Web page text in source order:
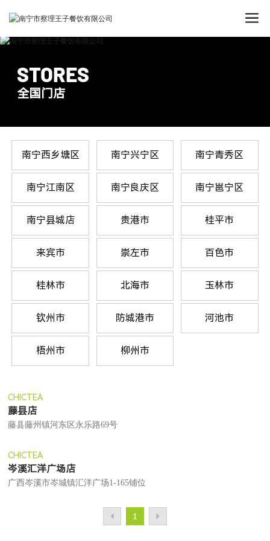
STORES
全国门店
南宁西乡塘区 南宁兴宁区 南宁青秀区
南宁江南区 南宁良庆区 南宁邕宁区
南宁县城店 贵港市 桂平市
来宾市 崇左市 百色市
桂林市 北海市 玉林市
钦州市 防城港市 河池市
梧州市 柳州市
CHICTEA
藤县店
藤县藤州镇河东区永乐路69号
CHICTEA
岑溪汇洋广场店
广西岑溪市岑城镇汇洋广场1-165铺位
1